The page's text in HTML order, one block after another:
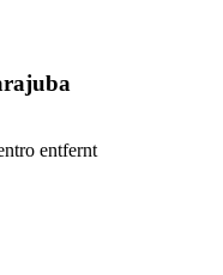
entfernt